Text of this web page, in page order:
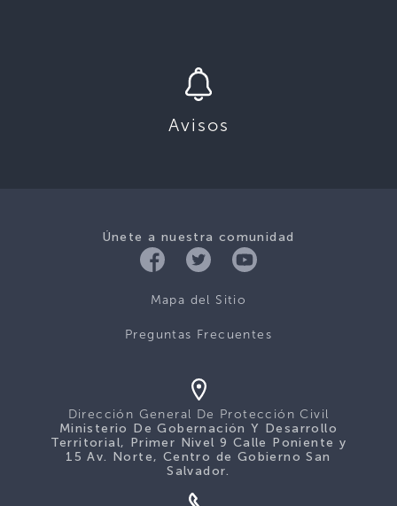
Avisos
Únete a nuestra comunidad
Mapa del Sitio
Preguntas Frecuentes
Dirección General De Protección Civil
Ministerio De Gobernación Y Desarrollo
Territorial, Primer Nivel 9 Calle Poniente y
15 Av. Norte, Centro de Gobierno San
Salvador.